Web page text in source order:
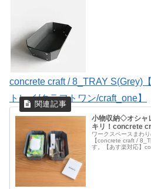
concrete craft / 8_TRAY S(Grey)
トレイ/クラフトワン/craft_one】
小物収納◇オシャ
キリ！concrete
ワークスペースまわ
【concrete craft /
す。【あす楽対応】